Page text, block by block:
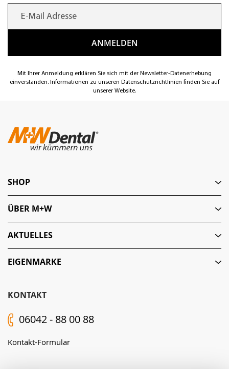
Mit Ihrer Anmeldung erklären Sie sich mit der Newsletter-Datenerhebung
einverstanden. Informationen zu unseren Datenschutzrichtlinien finden Sie auf
unserer Website.
KONTAKT
06042 - 88 00 88
Kontakt-Formular
SHOP
ÜBER M+W
AKTUELLES
EIGENMARKE